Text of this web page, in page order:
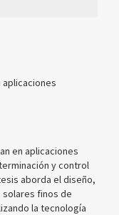
en aplicaciones
y control
aborda el diseño,
finos de
la tecnología